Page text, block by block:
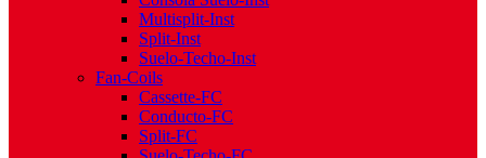
Multisplit-Inst
Split-Inst
Suelo-Techo-Inst
Fan-Coils
Cassette-FC
Conducto-FC
Split-FC